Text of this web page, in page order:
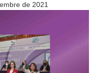
de 2021